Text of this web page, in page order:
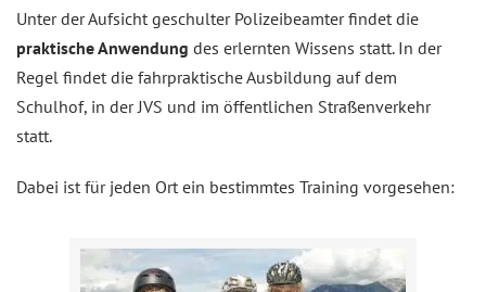
Unter der Aufsicht geschulter Polizeibeamter findet die
praktische Anwendung des erlernten Wissens statt. In der
Regel findet die fahrpraktische Ausbildung auf dem
Schulhof, in der JVS und im öffentlichen Straßenverkehr
statt.
Dabei ist für jeden Ort ein bestimmtes Training vorgesehen: